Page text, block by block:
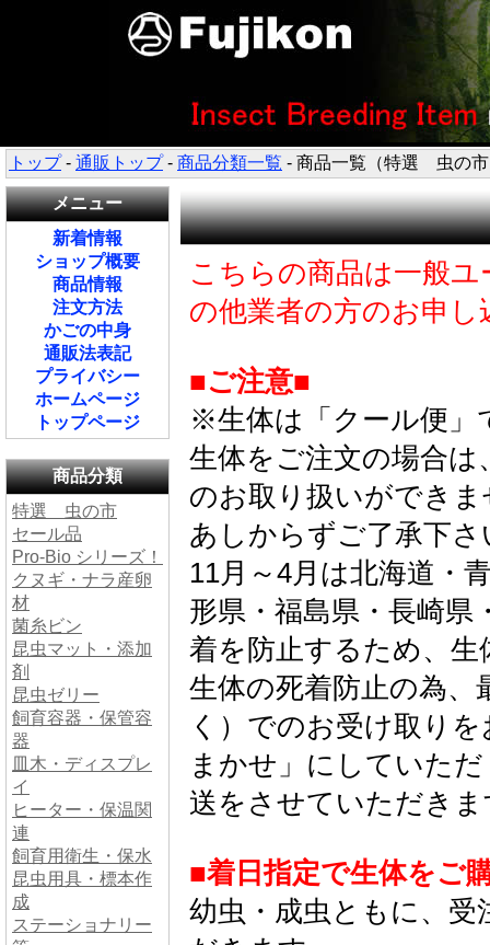
トップ- 通販トップ- 商品分類一覧 - 商品一覧（特選 虫の
メニュー
新着情報
ショップ概要
商品情報
注文方法
かごの中身
通販法表記
プライバシー
ホームページ
トップページ
商品分類
特選 虫の市
セール品
Pro-Bio シリーズ！
クヌギ・ナラ産卵
材
菌糸ビン
昆虫マット・添加
剤
昆虫ゼリー
飼育容器・保管容
器
皿木・ディスプレ
イ
ヒーター・保温関
連
飼育用衛生・保水
昆虫用具・標本作
成
ステーショナリー
こちらの商品は一般
の他業者の方のお申
■ご注意■
※生体は「クール便」
生体をご注文の場合は
のお取り扱いができま
あしからずご了承下さ
11月～4月は北海道・
形県・福島県・長崎県
着を防止するため、
生体の死着防止の為
く）でのお受け取り
まかせ」にしていた
送をさせていただきま
■着日指定で生体をご
幼虫・成虫ともに、